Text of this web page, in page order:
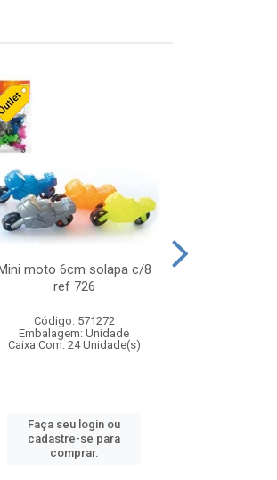
moto 6cm solapa c/8
ref 726
Código: 571272
Embalagem: Unidade
Caixa Com: 24 Unidade(s)
Faça seu login ou
cadastre-se para
comprar.